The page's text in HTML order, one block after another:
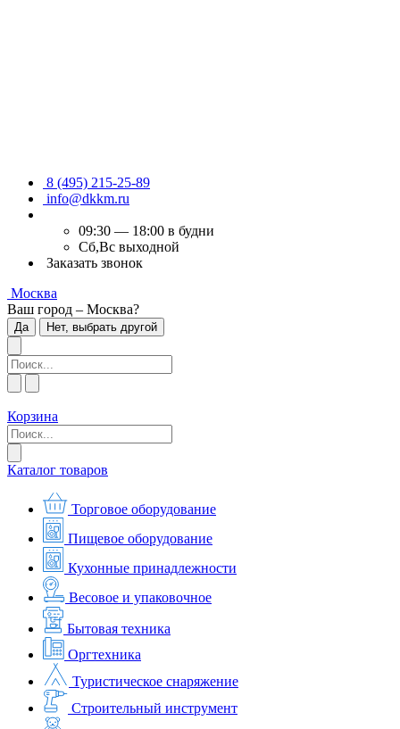
8 (495) 215-25-89
info@dkkm.ru
09:30 — 18:00 в будни
Сб,Вс выходной
Заказать звонок
Москва
Ваш город – Москва?
Да Нет, выбрать другой
Корзина
Каталог товаров
Торговое оборудование
Пищевое оборудование
Кухонные принадлежности
Весовое и упаковочное
Бытовая техника
Оргтехника
Туристическое снаряжение
Строительный инструмент